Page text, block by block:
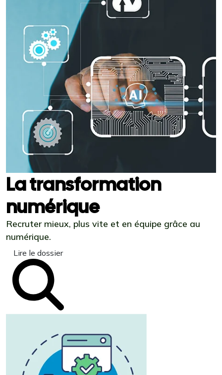
La transformation
numérique
Recruter mieux, plus vite et en équipe grâce au
numérique.
Lire le dossier